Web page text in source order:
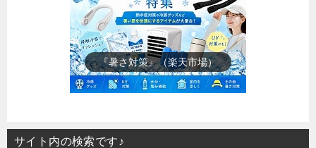
『楽天市場』売れ筋ランキング
サイト内の検索です♪